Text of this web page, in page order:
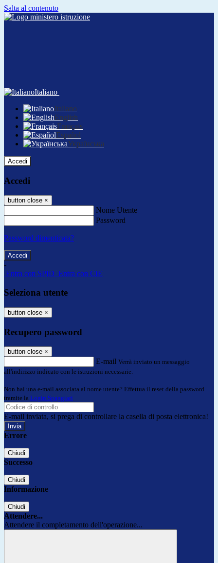
Salta al contenuto
Italiano
Italiano
English
Français
Español
Українська
Accedi
Accedi
button close ×
Nome Utente
Password
Password dimenticata?
-
Entra con SPID Entra con CIE
Seleziona utente
button close ×
Recupero password
button close ×
E-mail Verrà inviato un messaggio
all'indirizzo indicato con le istruzioni necessarie.
Non hai una e-mail associata al nome utente? Effettua il reset della password
tramite la Login Spaggiari
E-mail inviata, si prega di controllare la casella di posta elettronica!
Errore
Chiudi
Successo
Chiudi
Informazione
Chiudi
Attendere...
Attendere il completamento dell'operazione...